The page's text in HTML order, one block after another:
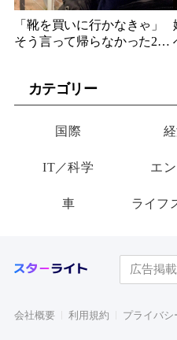
「靴を買いに行かなきゃ」
そう言って帰らなかった24
り物”
カテゴリー
国際
IT／科学 エ
車 ライフ
広告掲
会社概要 利用規約 プライバシ